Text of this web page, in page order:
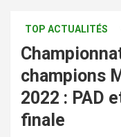
TOP ACTUALITÉS
champions
2022 : PAD
finale